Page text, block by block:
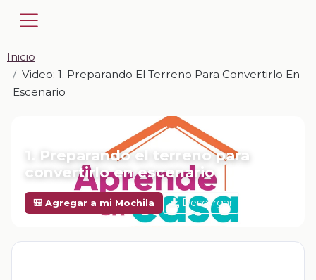
Inicio
Video: 1. Preparando El Terreno Para Convertirlo En
Escenario
1. Preparando el terreno para
convertirlo en escenario
🎒 Agregar a mi Mochila Descargar